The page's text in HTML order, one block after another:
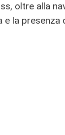
oltre alla
e la presenza